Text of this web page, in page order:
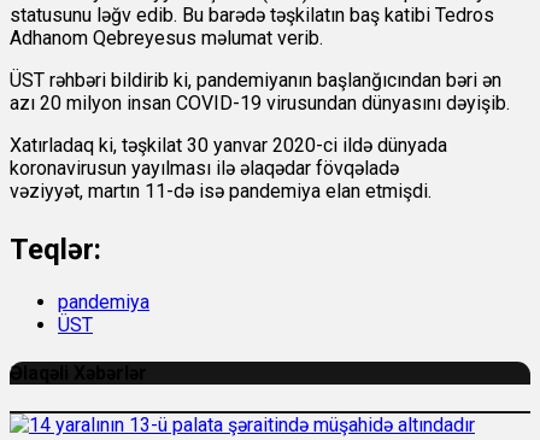
statusunu ləğv edib. Bu barədə təşkilatın baş katibi Tedros
Adhanom Qebreyesus məlumat verib.
ÜST rəhbəri bildirib ki, pandemiyanın başlanğıcından bəri ən
azı 20 milyon insan COVID-19 virusundan dünyasını dəyişib.
Xatırladaq ki, təşkilat 30 yanvar 2020-ci ildə dünyada
koronavirusun yayılması ilə əlaqədar fövqəladə
vəziyyət, martın 11-də isə pandemiya elan etmişdi.
Teqlər:
pandemiya
ÜST
Əlaqəli Xəbərlər